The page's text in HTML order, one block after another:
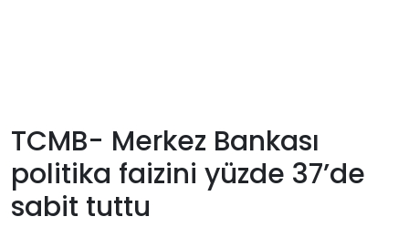
Künye
Giriş
Yap
TCMB- Merkez Bankası
politika faizini yüzde 37’de
sabit tuttu